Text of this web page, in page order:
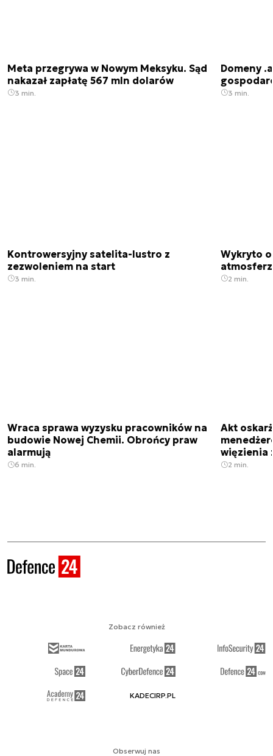
Meta przegrywa w Nowym Meksyku. Sąd
nakazał zapłatę 567 mln dolarów
3 min.
Domeny
3 min.
Kontrowersyjny satelita-lustro z
zezwoleniem na start
3 min.
Wykryto
2 min.
Wraca sprawa wyzysku pracowników na
budowie Nowej Chemii. Obrońcy praw
alarmują
6 min.
Akt
więzienia
2 min.
Obserwuj nas
Zobacz również
KADECIRP.PL